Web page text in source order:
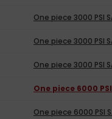
One piece 3000 PSI
One piece 3000 PSI
One piece 3000 PSI
One piece 6000
One piece 6000